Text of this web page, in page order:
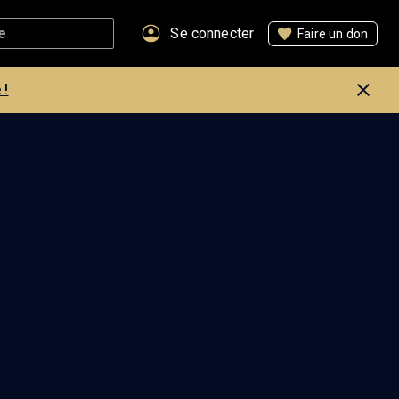
Se connecter Faire un don
!